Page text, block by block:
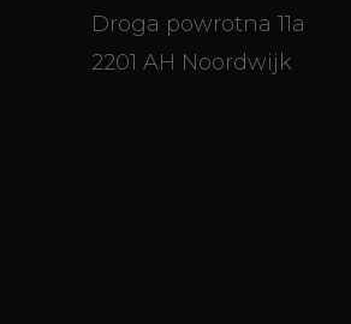
Droga powrotna 11a
2201 AH Noordwijk